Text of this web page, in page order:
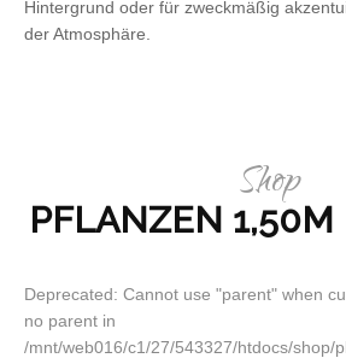
Hintergrund oder für zweckmäßig
der Atmosphäre.
Shop
PFLANZEN 1,50M
Deprecated: Cannot use "parent" when
no parent in
/mnt/web016/c1/27/543327/htdocs/shop/